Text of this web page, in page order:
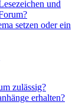
und
setzen oder ein
zulässig?
erhalten?